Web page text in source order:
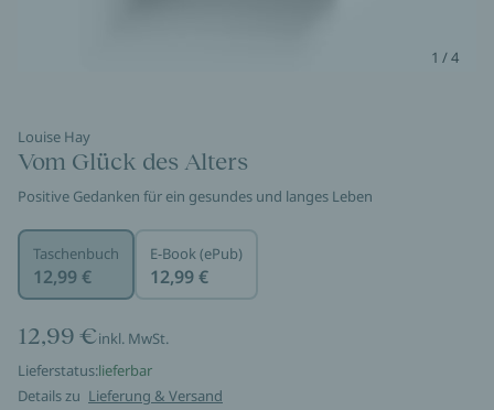
1 / 4
Louise Hay
Vom Glück des Alters
Positive Gedanken für ein gesundes und langes Leben
Taschenbuch
12,99 €
E-Book (ePub)
12,99 €
12,99 €inkl. MwSt.
Lieferstatus:lieferbar
Details zu Lieferung & Versand